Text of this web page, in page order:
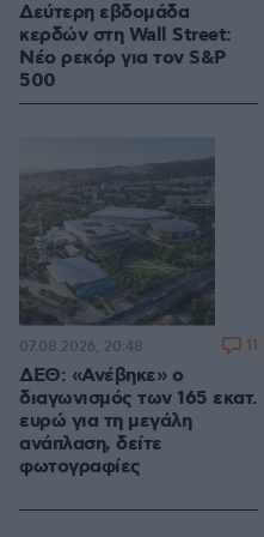
Δεύτερη εβδομάδα
κερδών στη Wall Street:
Νέο ρεκόρ για τον S&P
500
ΔΕΘ: «Ανέβηκε» ο
διαγωνισμός των 165 εκατ.
ευρώ για τη μεγάλη
ανάπλαση, δείτε
φωτογραφίες
07.08.2026, 20:48 11